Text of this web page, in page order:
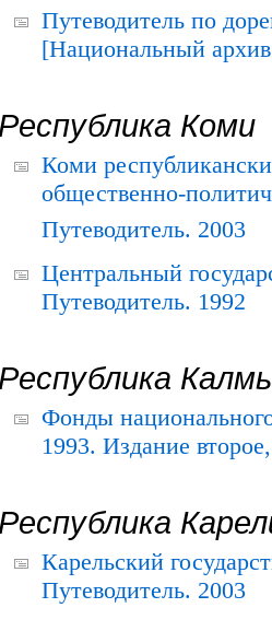
Путеводитель по
[Национальный
Республика Коми
Коми
общественно-
Путеводитель. 2003
Центральный
Путеводитель. 1992
Республика
Фонды
1993. Издание
Республика
Карельский
Путеводитель. 2003